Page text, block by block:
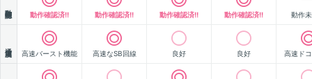
動作確認済!! 動作確認済!! 動作確認済!! 動作確認済!! 動作
高速バースト機能 高速なSB回線 良好 良好 高速ド